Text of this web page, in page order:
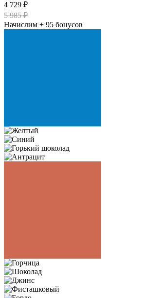
4 729 ₽
5 985 ₽
Начислим + 95 бонусов